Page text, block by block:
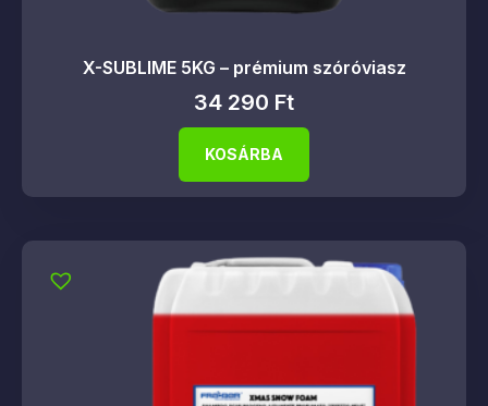
X-SUBLIME 5KG – prémium szóróviasz
34 290 Ft
KOSÁRBA